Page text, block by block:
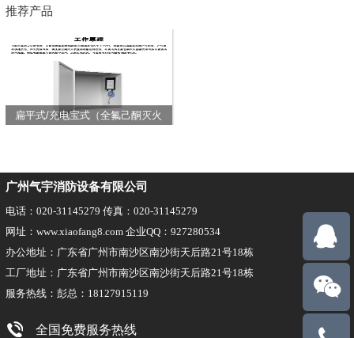
推荐产品
扁平式/充电宝式（全氟己酮灭火
广州气宇消防设备有限公司
电话：020-31145279 传真：020-31145279
网址：www.xiaofang8.com 企业QQ：927280534
办公地址：广东省广州市南沙区南沙街天后路21号18栋
工厂地址：广东省广州市南沙区南沙街天后路21号18栋
服务热线：彭总：18127915119
全国免费服务热线